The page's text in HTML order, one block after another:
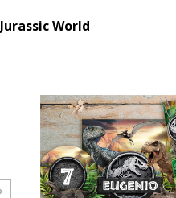
Jurassic World